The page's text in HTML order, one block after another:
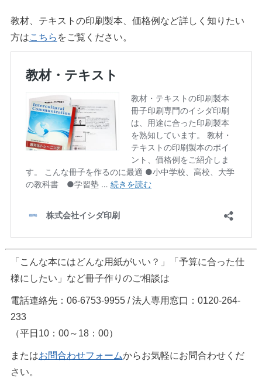
教材、テキストの印刷製本、価格例など詳しく知りたい
方はこちら をご覧ください。
「こんな本にはどんな用紙がいい？」「予算に合った仕
様にしたい」など冊子作りのご相談は
電話連絡先：06-6753-9955 / 法人専用窓口：0120-264-
233
（平日10：00～18：00）
またはお問合わせフォームからお気軽にお問合わせくだ
さい。